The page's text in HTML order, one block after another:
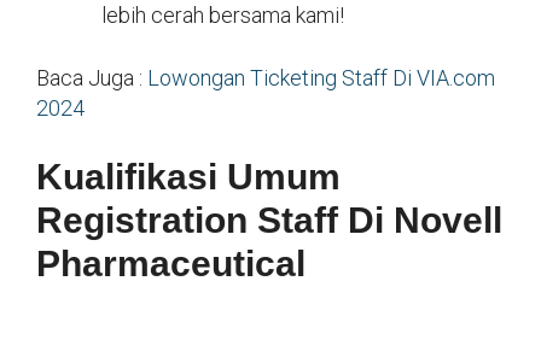
lebih cerah bersama kami!
Baca Juga : Lowongan Ticketing Staff Di VIA.com
2024
Kualifikasi Umum
Registration Staff Di Novell
Pharmaceutical